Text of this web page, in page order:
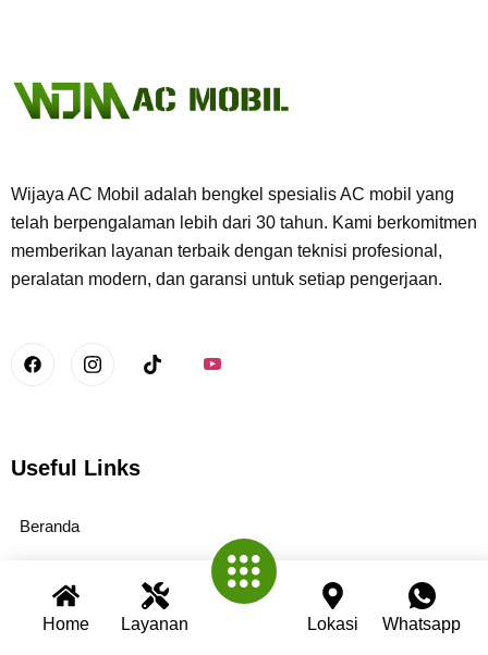
Home Layanan Lokasi Whatsapp
Wijaya AC Mobil adalah bengkel spesialis AC mobil yang
telah berpengalaman lebih dari 30 tahun. Kami berkomitmen
memberikan layanan terbaik dengan teknisi profesional,
peralatan modern, dan garansi untuk setiap pengerjaan.
Useful Links
Beranda
Layanan Kami